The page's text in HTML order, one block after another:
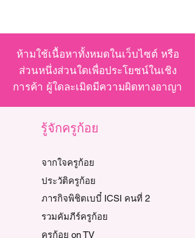
ห้ามใช้เนื้อหาทั้งหมดในเว็บไซต์ หรือ
ส่วนหนึ่งส่วนใดเพื่อประโยชน์ในเชิง
การค้า ผู้ใดละเมิดมีความผิดทางอาญา
รู้จักครูก้อย
จากใจครูก้อย
ประวัติครูก้อย
ภารกิจพิชิตเบบี๋ ICSI คนที่ 2
รวมคัมภีร์ครูก้อย
ครูก้อย on TV